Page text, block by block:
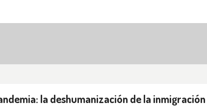
la deshumanización de la